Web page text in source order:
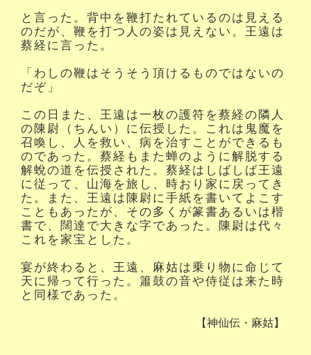
と言った。背中を鞭打たれているのは見える
のだが、鞭を打つ人の姿は見えない。王遠は
蔡経に言った。
「わしの鞭はそうそう頂けるものではないの
だぞ」
この日また、王遠は一枚の護符を蔡経の隣人
の陳尉（ちんい）に伝授した。これは鬼魔を
召喚し、人を救い、病を治すことができるも
のであった。蔡経もまた蝉のように解脱する
解蛻の道を伝授された。蔡経はしばしば王遠
に従って、山海を旅し、時おり家に戻ってき
た。また、王遠は陳尉に手紙を書いてよこす
こともあったが、その多くが篆書あるいは楷
書で、闊達で大きな字であった。陳尉は代々
これを家宝とした。
宴が終わると、王遠、麻姑は乗り物に命じて
天に帰って行った。簫鼓の音や侍従は来た時
と同様であった。
【神仙伝・麻姑】